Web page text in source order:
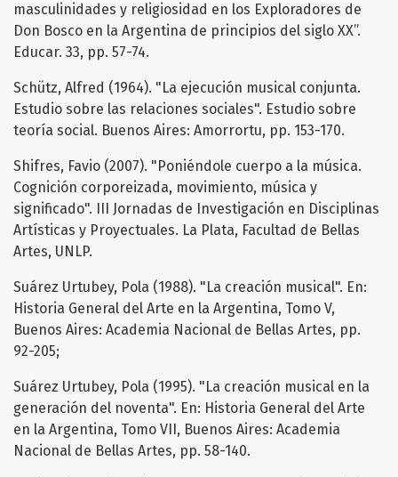
masculinidades y religiosidad en los Exploradores de
Don Bosco en la Argentina de principios del siglo XX”.
Educar. 33, pp. 57-74.
Schütz, Alfred (1964). "La ejecución musical conjunta.
Estudio sobre las relaciones sociales". Estudio sobre
teoría social. Buenos Aires: Amorrortu, pp. 153-170.
Shifres, Favio (2007). "Poniéndole cuerpo a la música.
Cognición corporeizada, movimiento, música y
significado". III Jornadas de Investigación en Disciplinas
Artísticas y Proyectuales. La Plata, Facultad de Bellas
Artes, UNLP.
Suárez Urtubey, Pola (1988). "La creación musical". En:
Historia General del Arte en la Argentina, Tomo V,
Buenos Aires: Academia Nacional de Bellas Artes, pp.
92-205;
Suárez Urtubey, Pola (1995). "La creación musical en la
generación del noventa". En: Historia General del Arte
en la Argentina, Tomo VII, Buenos Aires: Academia
Nacional de Bellas Artes, pp. 58-140.